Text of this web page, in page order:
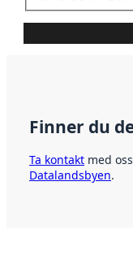
Finner du
Ta kontakt med
Datalandsbyen.